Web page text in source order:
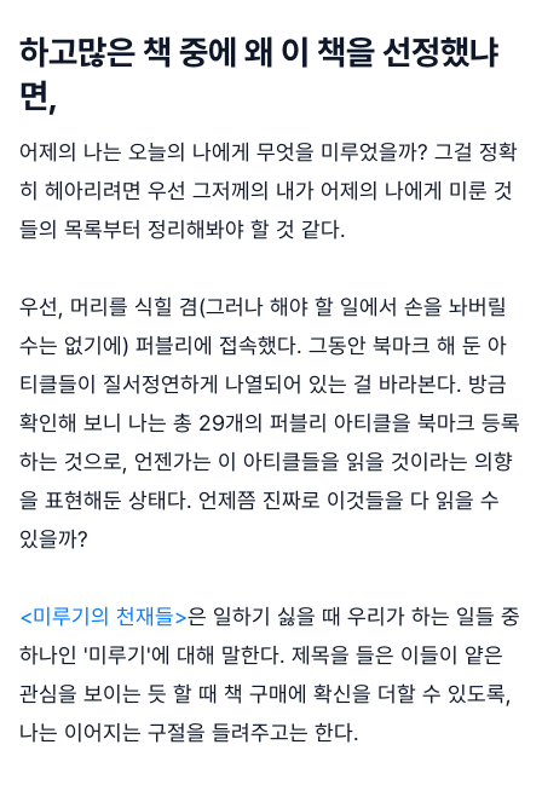
하고많은 책 중에 왜 이 책을 선정했냐
면,
어제의 나는 오늘의 나에게 무엇을 미루었을까? 그걸 정확
히 헤아리려면 우선 그저께의 내가 어제의 나에게 미룬 것
들의 목록부터 정리해봐야 할 것 같다.
우선, 머리를 식힐 겸(그러나 해야 할 일에서 손을 놔버릴
수는 없기에) 퍼블리에 접속했다. 그동안 북마크 해 둔 아
티클들이 질서정연하게 나열되어 있는 걸 바라본다. 방금
확인해 보니 나는 총 29개의 퍼블리 아티클을 북마크 등록
하는 것으로, 언젠가는 이 아티클들을 읽을 것이라는 의향
을 표현해둔 상태다. 언제쯤 진짜로 이것들을 다 읽을 수
있을까?
<미루기의 천재들>은 일하기 싫을 때 우리가 하는 일들 중
하나인 '미루기'에 대해 말한다. 제목을 들은 이들이 얕은
관심을 보이는 듯 할 때 책 구매에 확신을 더할 수 있도록,
나는 이어지는 구절을 들려주고는 한다.